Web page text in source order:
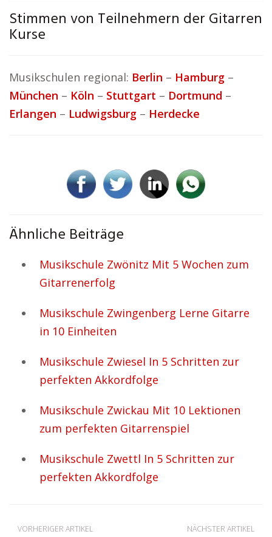
Stimmen von Teilnehmern der Gitarren
Kurse
Musikschulen regional: Berlin – Hamburg –
München – Köln – Stuttgart – Dortmund –
Erlangen – Ludwigsburg – Herdecke
Ähnliche Beiträge
Musikschule Zwönitz Mit 5 Wochen zum
Gitarrenerfolg
Musikschule Zwingenberg Lerne Gitarre
in 10 Einheiten
Musikschule Zwiesel In 5 Schritten zur
perfekten Akkordfolge
Musikschule Zwickau Mit 10 Lektionen
zum perfekten Gitarrenspiel
Musikschule Zwettl In 5 Schritten zur
perfekten Akkordfolge
VORHERIGER ARTIKEL NÄCHSTER ARTIKEL